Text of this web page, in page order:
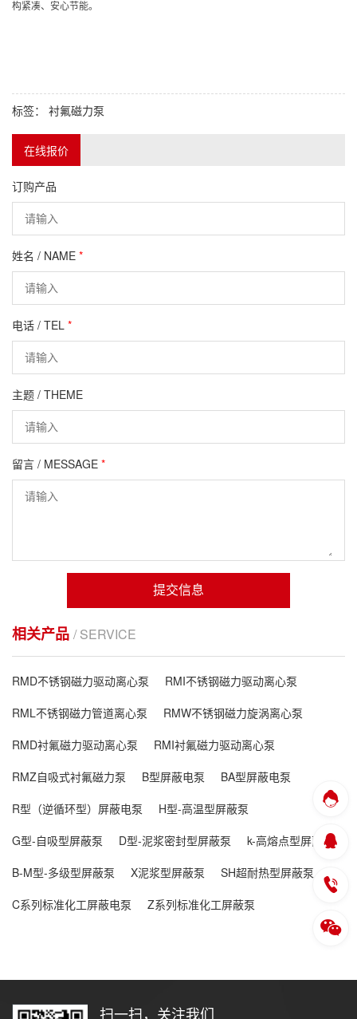
构紧凑、安心节能。
标签： 衬氟磁力泵
在线报价
订购产品
姓名 / NAME *
电话 / TEL *
主题 / THEME
留言 / MESSAGE *
提交信息
相关产品 / SERVICE
RMD不锈钢磁力驱动离心泵
RMI不锈钢磁力驱动离心泵
RML不锈钢磁力管道离心泵
RMW不锈钢磁力旋涡离心泵
RMD衬氟磁力驱动离心泵
RMI衬氟磁力驱动离心泵
RMZ自吸式衬氟磁力泵
B型屏蔽电泵
BA型屏蔽电泵
R型（逆循环型）屏蔽电泵
H型-高温型屏蔽泵
G型-自吸型屏蔽泵
D型-泥浆密封型屏蔽泵
k-高熔点型屏蔽泵
B-M型-多级型屏蔽泵
X泥浆型屏蔽泵
SH超耐热型屏蔽泵
C系列标准化工屏蔽电泵
Z系列标准化工屏蔽泵
扫一扫，关注我们